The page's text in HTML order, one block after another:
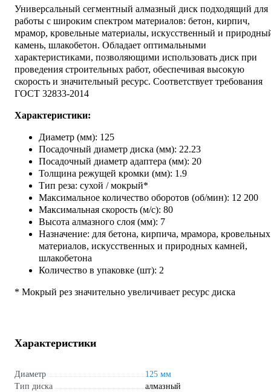
Универсальный сегментный алмазный диск подходящий для
работы с широким спектром материалов: бетон, кирпич,
мрамор, кровельные материалы, искусственный и
камень, шлакобетон. Обладает оптимальными
характеристиками, позволяющими использовать диск при
проведения строительных работ, обеспечивая высокую
скорость и значительный ресурс. Соответствует требования
ГОСТ 32833-2014
Характеристики:
Диаметр (мм): 125
Посадочный диаметр диска (мм): 22.23
Посадочный диаметр адаптера (мм): 20
Толщина режущей кромки (мм): 1.9
Тип реза: сухой / мокрый*
Максимальное количество оборотов (об/мин): 12 200
Максимальная скорость (м/с): 80
Высота алмазного слоя (мм): 7
Назначение: для бетона, кирпича, мрамора, кровельных
материалов, искусственных и природных камней,
шлакобетона
Количество в упаковке (шт): 2
* Мокрый рез значительно увеличивает ресурс диска
Характеристики
Диаметр
125 мм
Тип диска
алмазный